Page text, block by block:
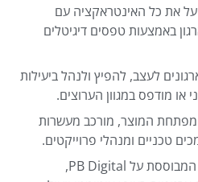
את כל האינטראקציה עם
באמצעות טפסים דיגיטלים
לעצב, להפיץ ולנהל ביעילות
או מודפס במגוון הערוצים.
המוצר, מורכב מעשרות
טכניים ומנהלי פרוייקטים.
מערכת ההנגשה NAGIX, המבוססת על PB Digital,